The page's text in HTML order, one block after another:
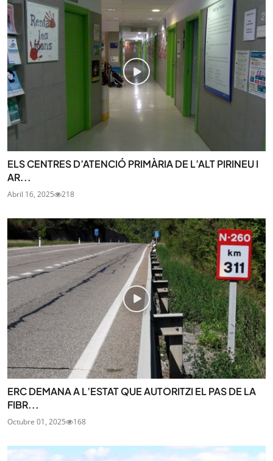
ELS CENTRES D’ATENCIÓ PRIMÀRIA DE L’ALT PIRINEU I
AR...
Abril 16, 2025 218
ERC DEMANA A L’ESTAT QUE AUTORITZI EL PAS DE LA
FIBR...
Octubre 01, 2025 168